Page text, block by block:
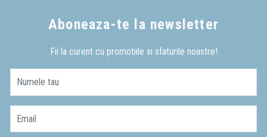
Aboneaza-te la newsletter
Fii la curent cu promotiile si sfaturile noastre!
Numele tau
Email